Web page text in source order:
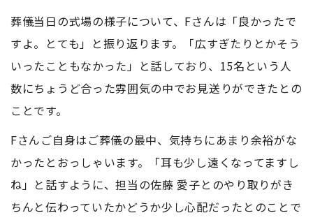
葬儀当日の式場の様子について、Fさんは「良かったで
すよ。とても」と振り返ります。「広すぎたりとかそう
いったこともなかった」と話しており、15名という人
数にちょうど合った雰囲気の中でお見送りができたとの
ことです。
Fさんご自身はご葬儀の最中、気持ちにあまり余裕がな
かったとおっしゃいます。「耳も少し遠くなってますし
ね」と話すように、担当の佐藤 愛子とのやり取りがき
ちんと伝わっていたかどうか少し心配だったとのことで